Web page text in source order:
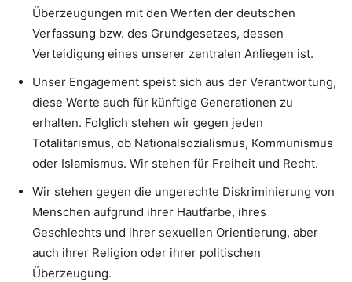
Überzeugungen mit den Werten der deutschen
Verfassung bzw. des Grundgesetzes, dessen
Verteidigung eines unserer zentralen Anliegen ist.
Unser Engagement speist sich aus der Verantwortung,
diese Werte auch für künftige Generationen zu
erhalten. Folglich stehen wir gegen jeden
Totalitarismus, ob Nationalsozialismus, Kommunismus
oder Islamismus. Wir stehen für Freiheit und Recht.
Wir stehen gegen die ungerechte Diskriminierung von
Menschen aufgrund ihrer Hautfarbe, ihres
Geschlechts und ihrer sexuellen Orientierung, aber
auch ihrer Religion oder ihrer politischen
Überzeugung.